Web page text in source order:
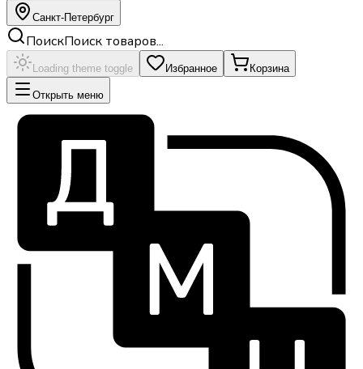
Санкт-Петербург
ПоискПоиск товаров...
Loading theme toggle Избранное Корзина
Открыть меню